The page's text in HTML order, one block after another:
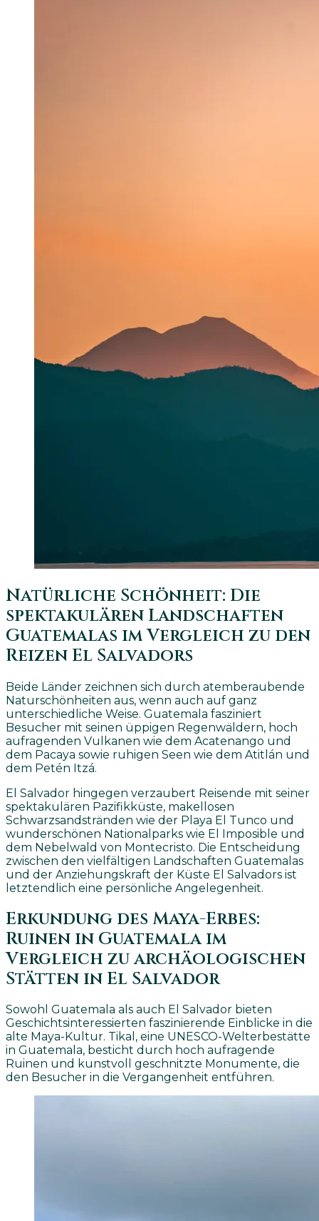
Natürliche Schönheit: Die
spektakulären Landschaften
Guatemalas im Vergleich zu den
Reizen El Salvadors
Beide Länder zeichnen sich durch atemberaubende
Naturschönheiten aus, wenn auch auf ganz
unterschiedliche Weise. Guatemala fasziniert
Besucher mit seinen üppigen Regenwäldern, hoch
aufragenden Vulkanen wie dem Acatenango und
dem Pacaya sowie ruhigen Seen wie dem Atitlán und
dem Petén Itzá.
El Salvador hingegen verzaubert Reisende mit seiner
spektakulären Pazifikküste, makellosen
Schwarzsandstränden wie der Playa El Tunco und
wunderschönen Nationalparks wie El Imposible und
dem Nebelwald von Montecristo. Die Entscheidung
zwischen den vielfältigen Landschaften Guatemalas
und der Anziehungskraft der Küste El Salvadors ist
letztendlich eine persönliche Angelegenheit.
Erkundung des Maya-Erbes:
Ruinen in Guatemala im
Vergleich zu archäologischen
Stätten in El Salvador
Sowohl Guatemala als auch El Salvador bieten
Geschichtsinteressierten faszinierende Einblicke in die
alte Maya-Kultur. Tikal, eine UNESCO-Welterbestätte
in Guatemala, besticht durch hoch aufragende
Ruinen und kunstvoll geschnitzte Monumente, die
den Besucher in die Vergangenheit entführen.